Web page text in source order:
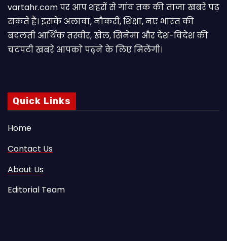
vartahr.com पर आप शहरों से गांव तक की ताजा खबरें पढ़
सकते हैं। इसके अलावा, नौकरी, शिक्षा, नए भारत की
बदलती आर्थिक तस्वीर, खेल, सिनेमा और देश-विदेश की
चटपटी खबरें आपकाे पढ़ने के लिए मिलेंगी।
Quick Links
Home
Contact Us
About Us
Editorial Team